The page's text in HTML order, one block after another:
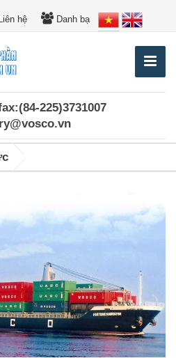
Liên hệ Danh bạ
225)3731007